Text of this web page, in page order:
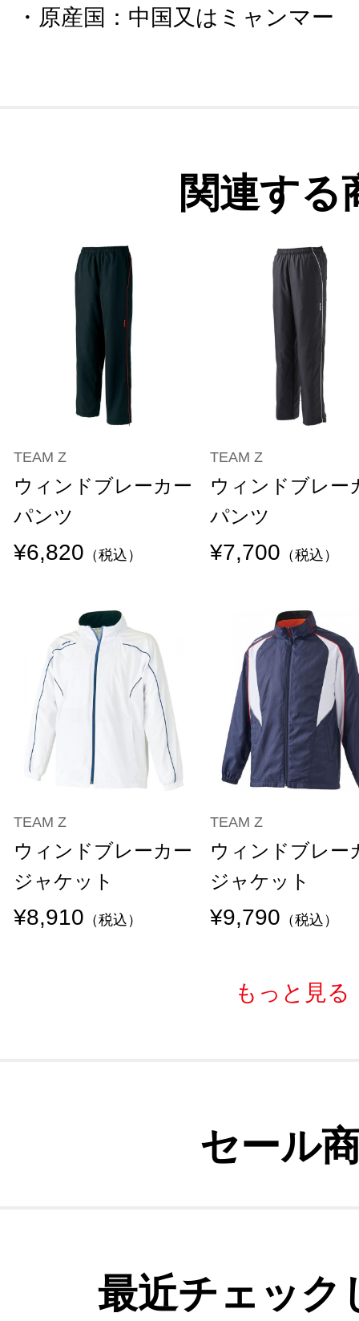
原産国 ： 中国又はミャンマー
関連する
TEAM Z
ウィンドブレーカー
パンツ
¥6,820 （税込）
TEAM Z
ウィンドブレー
パンツ
¥7,700 （税込）
TEAM Z
ウィンドブレーカー
ジャケット
¥8,910 （税込）
TEAM Z
ウィンドブレー
ジャケット
¥9,790 （税込）
もっと見る
セール
最近チェック